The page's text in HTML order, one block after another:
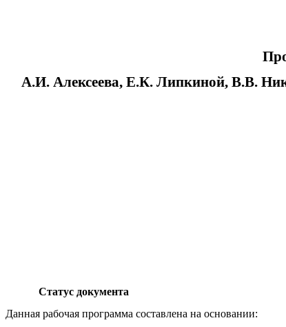
А.И. Алексеева, Е.К. Липкиной, В.В.
Статус документа
Данная рабочая программа составлена на основании: